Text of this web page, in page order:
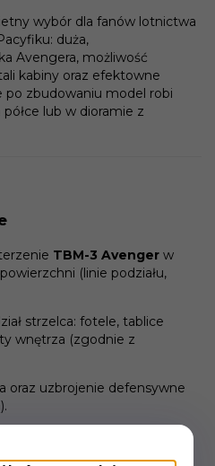
wybór dla fanów lotnictwa
duża,
Avengera, możliwość
kabiny oraz efektowne
po zbudowaniu model robi
lub w dioramie z
TBM-3 Avenger w
(linie podziału,
strzelca: fotele, tablice
wnętrza (zgodnie z
oraz uzbrojenie defensywne